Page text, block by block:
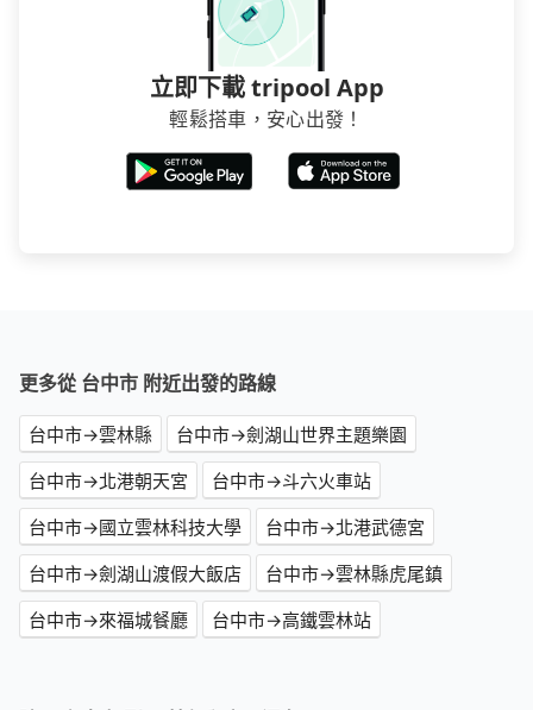
立即下載 tripool App
輕鬆搭車，安心出發！
更多從 台中市 附近出發的路線
台中市→雲林縣
台中市→劍湖山世界主題樂園
台中市→北港朝天宮
台中市→斗六火車站
台中市→國立雲林科技大學
台中市→北港武德宮
台中市→劍湖山渡假大飯店
台中市→雲林縣虎尾鎮
台中市→來福城餐廳
台中市→高鐵雲林站